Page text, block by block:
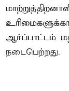
ஆர்ப்பாட்டம்
நடைபெற்றது.